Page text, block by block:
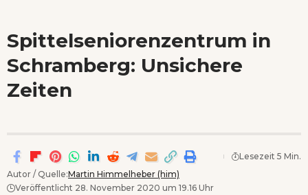
Spittelseniorenzentrum in
Schramberg: Unsichere
Zeiten
Autor / Quelle:Martin Himmelheber (him)
Veröffentlicht 28. November 2020 um 19.16 Uhr
Lesezeit 5 Min.